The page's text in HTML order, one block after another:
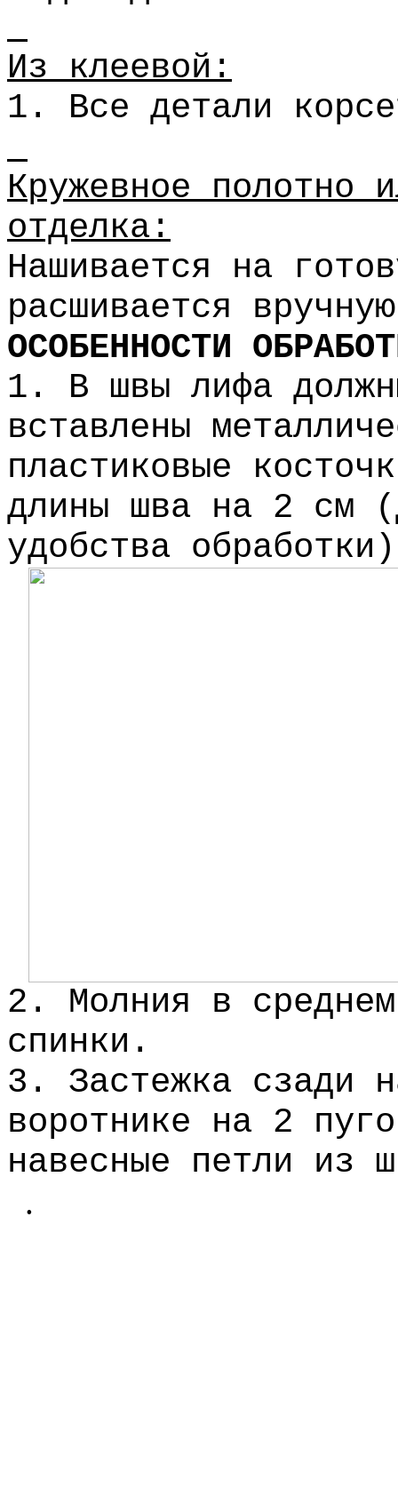
Из клеевой:
1. Все детали
Кружевное полотно
отделка:
Нашивается на
расшивается
ОСОБЕННОСТИ
1. В швы лифа
вставлены
пластиковые
длины шва на 2 см
удобства
2. Молния в
спинки.
3. Застежка сзади
воротнике на 2
навесные петли из
.